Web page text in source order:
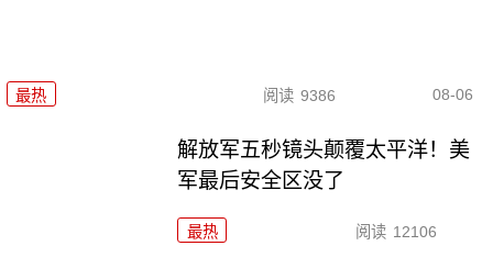
最热 阅读 9386 08-06
解放军五秒镜头颠覆太平洋！美
军最后安全区没了
最热 阅读 12106